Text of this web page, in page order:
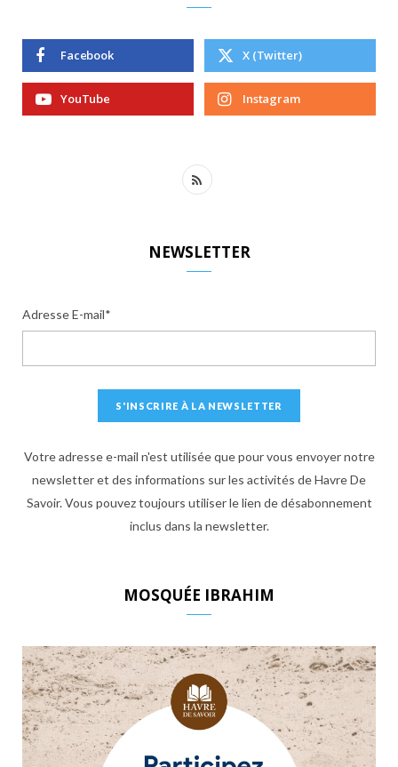
Facebook X (Twitter)
YouTube Instagram
R
NEWSLETTER
Adresse E-mail*
Votre adresse e-mail n'est utilisée que pour vous envoyer notre
newsletter et des informations sur les activités de Havre De
Savoir. Vous pouvez toujours utiliser le lien de désabonnement
inclus dans la newsletter.
MOSQUÉE IBRAHIM